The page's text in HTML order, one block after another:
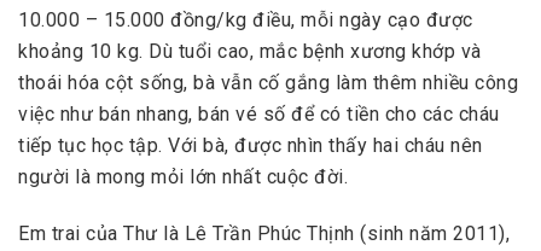
10.000 – 15.000 đồng/kg điều, mỗi ngày cạo được
khoảng 10 kg. Dù tuổi cao, mắc bệnh xương khớp và
thoái hóa cột sống, bà vẫn cố gắng làm thêm nhiều công
việc như bán nhang, bán vé số để có tiền cho các cháu
tiếp tục học tập. Với bà, được nhìn thấy hai cháu nên
người là mong mỏi lớn nhất cuộc đời.
Em trai của Thư là Lê Trần Phúc Thịnh (sinh năm 2011),